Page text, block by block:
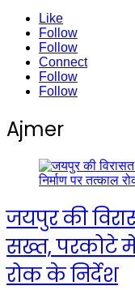
Like
Follow
Follow
Connect
Follow
Follow
Ajmer
जयपुर की
सख्त, परकोटे
रोक के निर्देश